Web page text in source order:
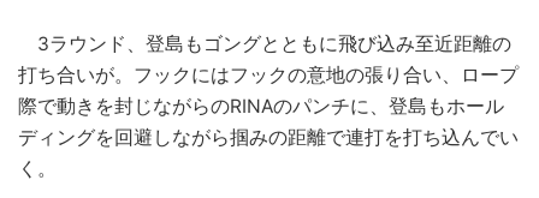
3ラウンド、登島もゴングとともに飛び込み至近距離の
打ち合いが。フックにはフックの意地の張り合い、ロープ
際で動きを封じながらのRINAのパンチに、登島もホール
ディングを回避しながら掴みの距離で連打を打ち込んでい
く。